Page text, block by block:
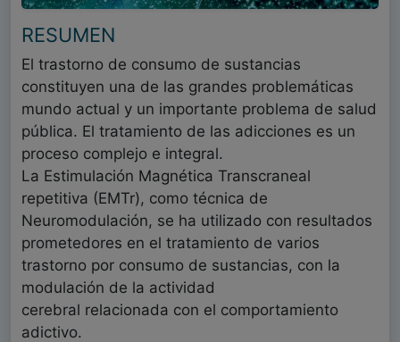
RESUMEN
El trastorno de consumo de sustancias
constituyen una de las grandes problemáticas
mundo actual y un importante problema de salud
pública. El tratamiento de las adicciones es un
proceso complejo e integral.
La Estimulación Magnética Transcraneal
repetitiva (EMTr), como técnica de
Neuromodulación, se ha utilizado con resultados
prometedores en el tratamiento de varios
trastorno por consumo de sustancias, con la
modulación de la actividad
cerebral relacionada con el comportamiento
adictivo.